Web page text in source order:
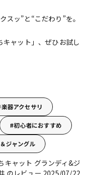
スッ”と“こだわり”を。
ャット」、ぜひお試し
楽器アクセサリ
初心者におすすめ
ジャングル
キャット グランディ&ジ
のレビュー 2025/07/22